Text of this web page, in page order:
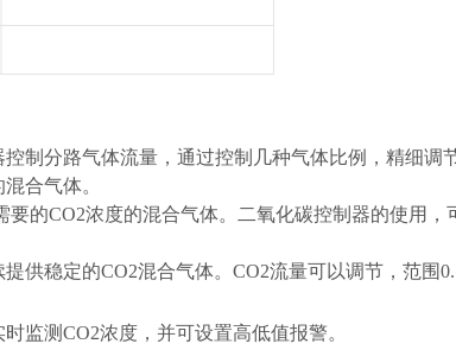
制分路气体流量，通过控制几种气体比例，精细调
合气体。
的CO2浓度的混合气体。二氧化碳控制器的使用
供稳定的CO2混合气体。CO2流量可以调节，范围
监测CO2浓度，并可设置高低值报警。